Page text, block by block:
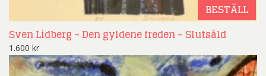
BESTÄLL
Sven Lidberg – Den gyldene freden – Slutsåld
1.600 kr